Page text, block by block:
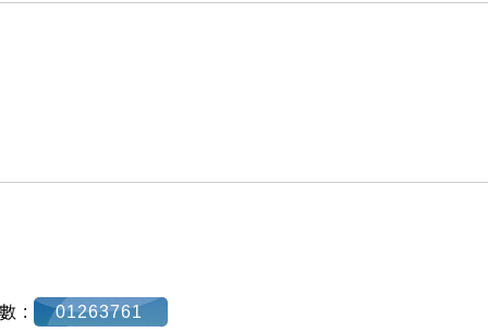
: 01263761